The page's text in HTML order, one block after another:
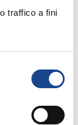
traffico a fini